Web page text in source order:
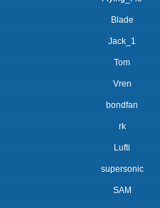
Blade
Jack_1
Tom
Vren
bondfan
rk
Lufti
supersonic
SAM